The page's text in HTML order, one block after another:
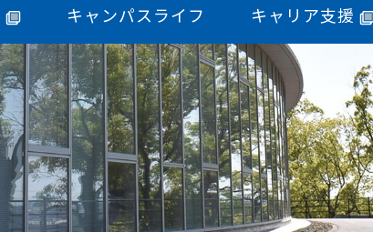
キャンパスライフ キャリア支援